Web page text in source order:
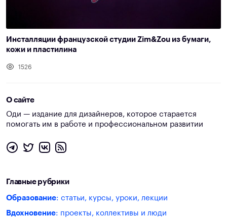
Инсталляции французской студии Zim&Zou из бумаги,
кожи и пластилина
1526
О сайте
Оди — издание для дизайнеров, которое старается
помогать им в работе и профессиональном развитии
Главные рубрики
Образование: статьи, курсы, уроки, лекции
Вдохновение: проекты, коллективы и люди